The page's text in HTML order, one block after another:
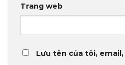
Trang web
Lưu tên của tôi,